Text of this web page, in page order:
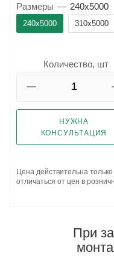
Размеры — 240x5000
240x5000 310x5000
Количество, шт
НУЖНА
КОНСУЛЬТАЦИЯ
Цена действительна
отличаться от цен в
При